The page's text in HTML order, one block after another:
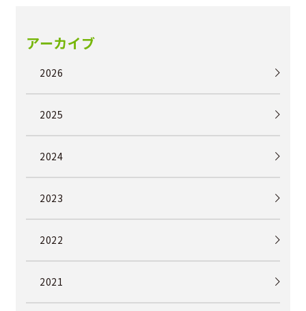
アーカイブ
2026
2025
2024
2023
2022
2021